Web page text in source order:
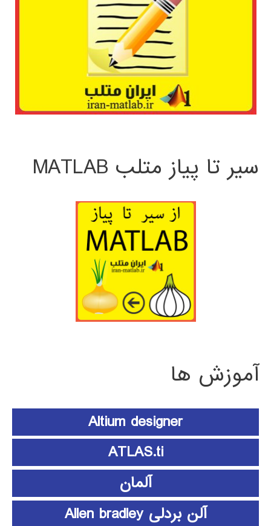
سیر تا پیاز متلب MATLAB
آموزش ها
Altium designer
ATLAS.ti
آلمان
آلن بردلی Allen bradley